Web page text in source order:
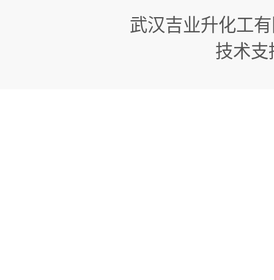
武汉吉业升化工
技术